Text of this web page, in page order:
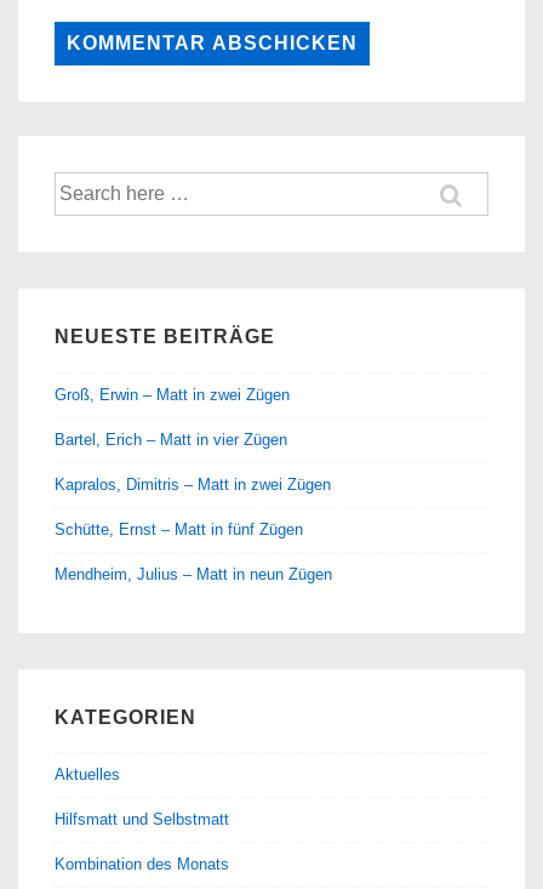
Suche
nach:
NEUESTE BEITRÄGE
Groß, Erwin – Matt in zwei Zügen
Bartel, Erich – Matt in vier Zügen
Kapralos, Dimitris – Matt in zwei Zügen
Schütte, Ernst – Matt in fünf Zügen
Mendheim, Julius – Matt in neun Zügen
KATEGORIEN
Aktuelles
Hilfsmatt und Selbstmatt
Kombination des Monats